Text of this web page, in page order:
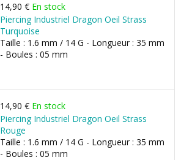
14,90 € En stock
Piercing Industriel Dragon Oeil Strass
Turquoise
Taille : 1.6 mm / 14 G - Longueur : 35 mm
- Boules : 05 mm
14,90 € En stock
Piercing Industriel Dragon Oeil Strass
Rouge
Taille : 1.6 mm / 14 G - Longueur : 35 mm
- Boules : 05 mm